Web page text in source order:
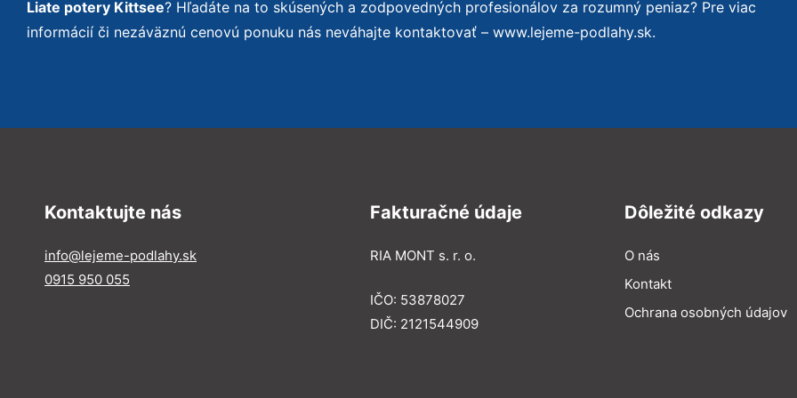
Liate potery Kittsee? Hľadáte na to skúsených a zodpovedných profesionálov za rozumný peniaz? Pre viac
informácií či nezáväznú cenovú ponuku nás neváhajte kontaktovať – www.lejeme-podlahy.sk.
Kontaktujte nás
info@lejeme-podlahy.sk
0915 950 055
Fakturačné údaje
RIA MONT s. r. o.
IČO: 53878027
DIČ: 2121544909
Dôležité odkazy
O nás
Kontakt
Ochrana osobných údajov